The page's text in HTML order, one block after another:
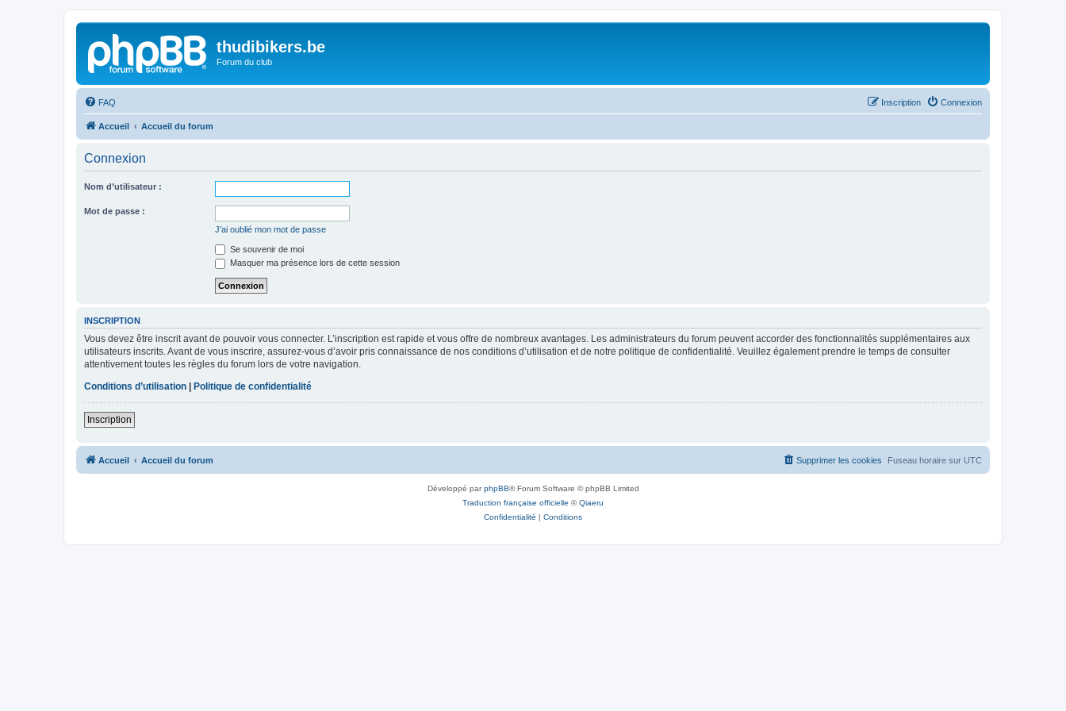
thudibikers.be
Forum du club
FAQ Connexion
Inscription
Accueil Accueil du forum
Connexion
Nom d’utilisateur :
Mot de passe :
J’ai oublié mon mot de passe
Se souvenir de moi
Masquer ma présence lors de cette session
INSCRIPTION
Vous devez être inscrit avant de pouvoir vous connecter. L’inscription est rapide et vous offre de nombreux avantages. Les administrateurs du forum peuvent accorder des fonctionnalités supplémentaires aux
utilisateurs inscrits. Avant de vous inscrire, assurez-vous d’avoir pris connaissance de nos conditions d’utilisation et de notre politique de confidentialité. Veuillez également prendre le temps de consulter
attentivement toutes les règles du forum lors de votre navigation.
Conditions d’utilisation
Politique de confidentialité
Inscription
Accueil Accueil du forum Fuseau horaire sur UTC
Supprimer les cookies
Développé parphpBB® Forum Software © phpBB Limited
Traduction française officielle ©Qiaeru
Confidentialité | Conditions